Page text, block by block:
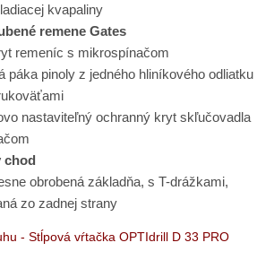
kvapaliny
remene Gates
remeníc s mikrospínačom
páka pinoly z jedného hliníkového odliatku
nastaviteľný ochranný kryt skľučovadla
chod
obrobená základňa, s T-drážkami,
zo zadnej strany
- Stĺpová vŕtačka OPTIdrill D 33 PRO